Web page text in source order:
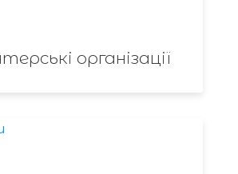
організації